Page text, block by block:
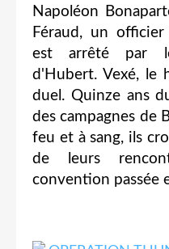
Napoléon
Féraud, un
est arrêté par
d'Hubert. Vexé, le
duel. Quinze ans
des campagnes de
feu et à sang, ils
de leurs
convention passée